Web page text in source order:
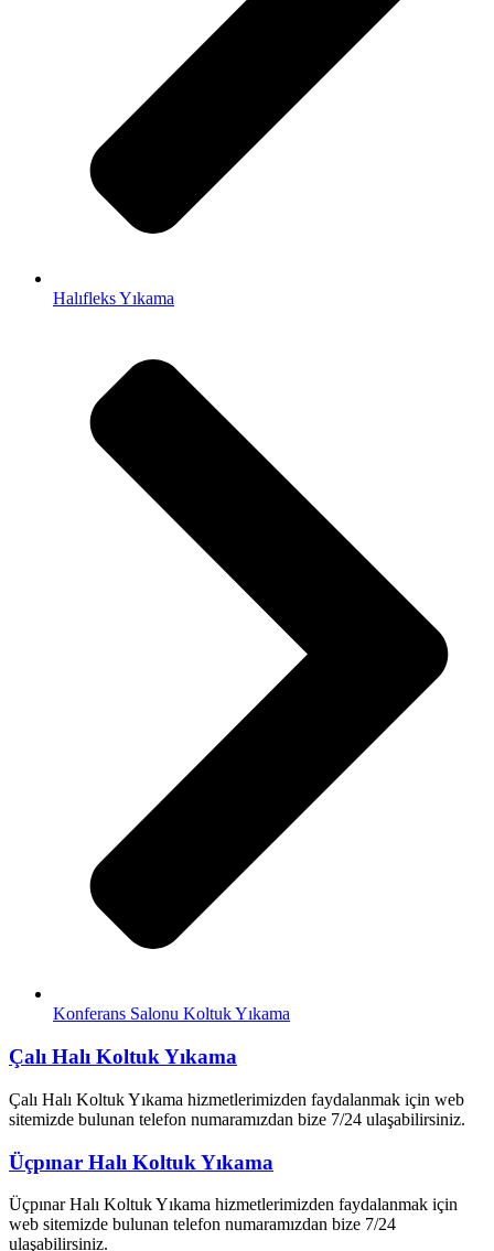
Halıfleks Yıkama
Konferans Salonu Koltuk Yıkama
Çalı Halı Koltuk Yıkama
Çalı Halı Koltuk Yıkama hizmetlerimizden faydalanmak için web
sitemizde bulunan telefon numaramızdan bize 7/24 ulaşabilirsiniz.
Üçpınar Halı Koltuk Yıkama
Üçpınar Halı Koltuk Yıkama hizmetlerimizden faydalanmak için
web sitemizde bulunan telefon numaramızdan bize 7/24
ulaşabilirsiniz.